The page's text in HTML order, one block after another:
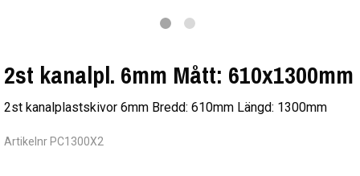
2st kanalpl. 6mm Mått: 610x1300mm
2st kanalplastskivor 6mm Bredd: 610mm Längd: 1300mm
Artikelnr PC1300X2